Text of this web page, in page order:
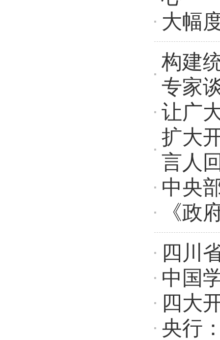
大幅
构建
专家
让广
扩大
言人
中央
《政
四川
中国
四大
央行